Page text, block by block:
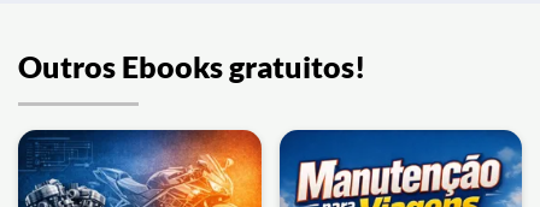
Outros Ebooks gratuitos!